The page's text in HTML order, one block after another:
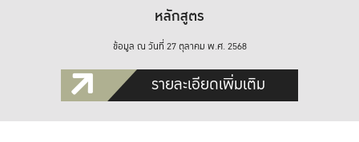
หลักสูตร
ข้อมูล ณ วันที่ 27 ตุลาคม พ.ศ. 2568
รายละเอียดเพิ่มเติม